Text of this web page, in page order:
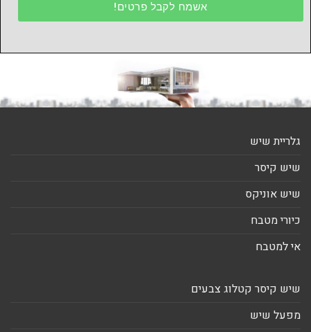
אשמח לקבל פרטים!
גלריית שיש
שיש קיסר
שיש אוניקס
כיורי מטבח
אי למטבח
שיש קיסר קטלוג צבעים
מפעל שיש